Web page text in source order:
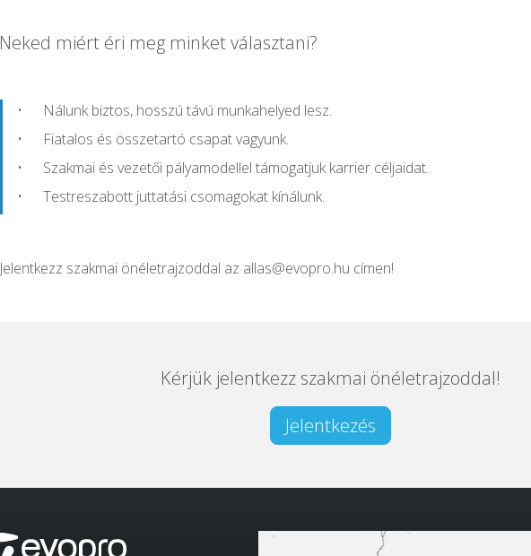
Neked miért éri meg minket választani?
Nálunk biztos, hosszú távú munkahelyed lesz.
Fiatalos és összetartó csapat vagyunk.
Szakmai és vezetői pályamodellel támogatjuk karrier céljaidat.
Testreszabott juttatási csomagokat kínálunk.
Jelentkezz szakmai önéletrajzoddal az allas@evopro.hu címen!
Kérjük jelentkezz szakmai önéletrajzoddal!
Jelentkezés